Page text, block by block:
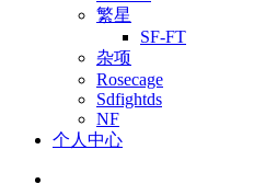
繁星
SF-FT
杂项
Rosecage
Sdfightds
NF
个人中心